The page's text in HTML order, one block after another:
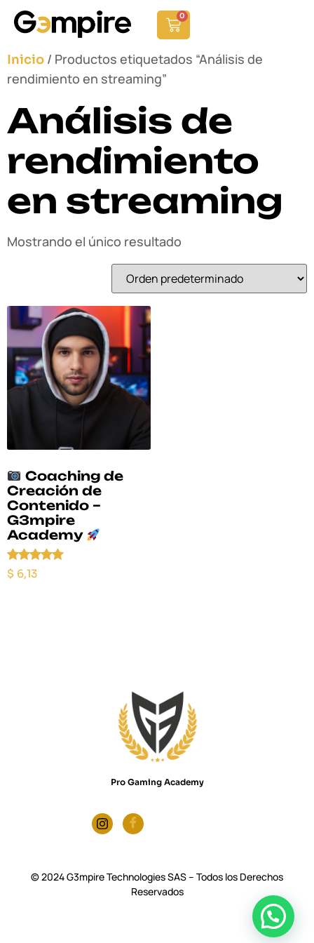
0
Inicio / Productos etiquetados “Análisis de
rendimiento en streaming”
Análisis de
rendimiento
en streaming
Mostrando el único resultado
Coaching de
Creación de
Contenido –
G3mpire
Academy
Valorado
con
$ 6,13
Pro Gaming Academy
© 2024 G3mpire Technologies SAS – Todos los Derechos
Reservados